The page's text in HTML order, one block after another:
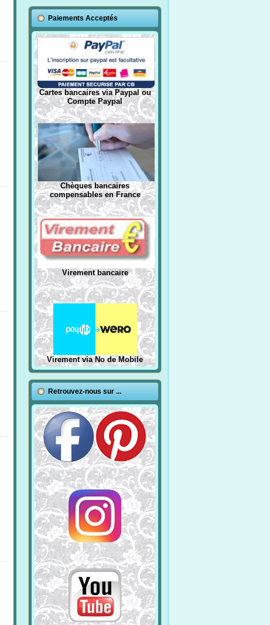
Paiements Acceptés
Cartes bancaires via Paypal ou
Compte Paypal
Chèques bancaires
compensables en France
Virement bancaire
Virement via No de Mobile
Retrouvez-nous sur ...